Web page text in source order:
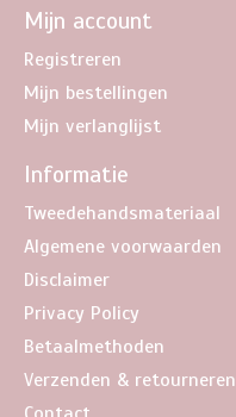
Mijn account
Registreren
Mijn bestellingen
Mijn verlanglijst
Informatie
Tweedehandsmateriaal
Algemene voorwaarden
Disclaimer
Privacy Policy
Betaalmethoden
Verzenden & retourneren